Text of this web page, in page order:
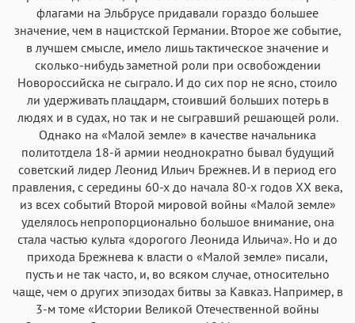
флагами на Эльбрусе придавали гораздо большее
значение, чем в нацистской Германии. Второе же событие,
в лучшем смысле, имело лишь тактическое значение и
сколько-нибудь заметной роли при освобождении
Новороссийска не сыграло. И до сих пор не ясно, стоило
ли удерживать плацдарм, стоивший больших потерь в
людях и в судах, но так и не сыгравший решающей роли.
Однако на «Малой земле» в качестве начальника
политотдела 18-й армии неоднократно бывал будущий
советский лидер Леонид Ильич Брежнев. И в период его
правления, с середины 60-х до начала 80-х годов XX века,
из всех событий Второй мировой войны «Малой земле»
уделялось непропорционально большое внимание, она
стала частью культа «дорогого Леонида Ильича». Но и до
прихода Брежнева к власти о «Малой земле» писали,
пусть и не так часто, и, во всяком случае, относительно
чаще, чем о других эпизодах битвы за Кавказ. Например, в
3-м томе «Истории Великой Отечественной войны